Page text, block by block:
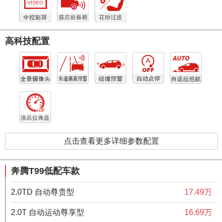
高科技配置
点击查看更多详细参数配置
奔腾T99低配车款
2.0TD 自动尊贵型 17.49万
2.0T 自动运动尊享型 16.69万